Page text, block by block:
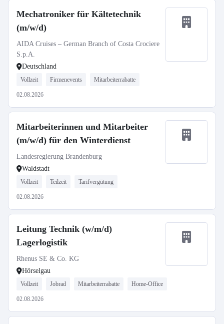
Mechatroniker für Kältetechnik
(m/w/d)
AIDA Cruises – German Branch of Costa Crociere
S.p.A.
Deutschland
Vollzeit Firmenevents Mitarbeiterrabatte
02.08.2026
Mitarbeiterinnen und Mitarbeiter
(m/w/d) für den Winterdienst
Landesregierung Brandenburg
Waldstadt
Vollzeit Teilzeit Tarifvergütung
02.08.2026
Leitung Technik (w/m/d)
Lagerlogistik
Rhenus SE & Co. KG
Hörselgau
Vollzeit Jobrad Mitarbeiterrabatte Home-Office
02.08.2026